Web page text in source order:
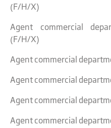
(F/H/X)
Agent commercial
(F/H/X)
Agent commercial
Agent commercial
Agent commercial
Agent commercial